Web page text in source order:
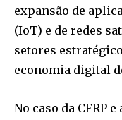
expansão de
(IoT) e de redes
setores
economia digital
No caso da CFRP